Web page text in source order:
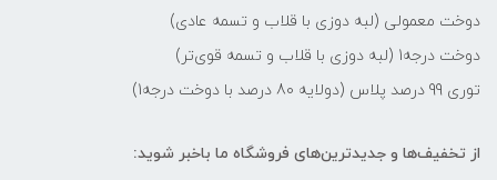
دوخت معمولی (لبه دوزی با قلاب و تسمه عادی)
دوخت درجه1 (لبه دوزی با قلاب و تسمه قوی‌تر)
توری 99 درصد پلاس (دولایه 80 درصد با دوخت درجه1)
از تخفیف‌ها و جدیدترین‌های فروشگاه ما باخبر شوید: